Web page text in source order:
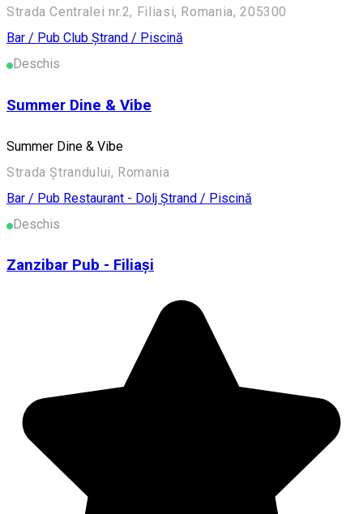
Strada Centralei nr.2, Filiasi, Romania, 205300
Bar / Pub Club Ștrand / Piscină
Deschis
Summer Dine & Vibe
Summer Dine & Vibe
Strada Ştrandului, Romania
Bar / Pub Restaurant - Dolj Ștrand / Piscină
Deschis
Zanzibar Pub - Filiași